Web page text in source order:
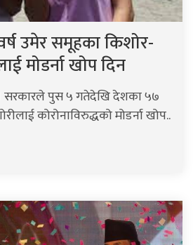
उमेर समूहका किशोर-
मोडर्ना खोप दिन
सरकारले पुस ५ गतेदेखि देशका ५७
कोरोनाविरुद्धको मोडर्ना खोप..